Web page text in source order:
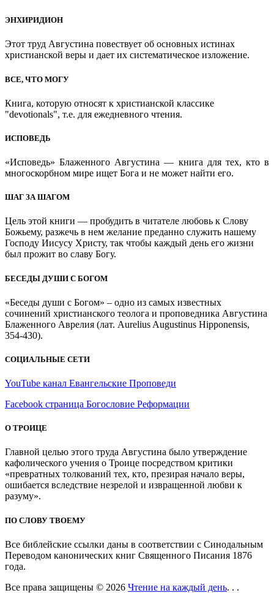
ЭНХИРИДИОН
Этот труд Августина повествует об основных истинах
христианской веры и дает их систематическое изложение.
ВСЕ, ЧТО МОГУ
Книга, которую относят к христианской классике
"devotionals", т.е. для ежедневного чтения.
ИСПОВЕДЬ
«Исповедь» Блаженного Августина — книга для тех, кто в
многоскорбном мире ищет Бога и не может найти его.
ШАГ ЗА ШАГОМ
Цель этой книги — пробудить в читателе любовь к Слову
Божьему, разжечь в нем желание преданно служить нашему
Господу Иисусу Христу, так чтобы каждый день его жизни
был прожит во славу Богу.
БЕСЕДЫ ДУШИ С БОГОМ
«Беседы души с Богом» – одно из самых известных
сочинений христианского теолога и проповедника Августина
Блаженного Аврелия (лат. Aurelius Augustinus Hipponensis,
354-430).
СОЦИАЛЬНЫЕ СЕТИ
YouTube канал Евангельские Проповеди
Facebook страница Богословие Реформации
О ТРОИЦЕ
Главной целью этого труда Августина было утверждение
кафолического учения о Троице посредством критики
«превратных толкований тех, кто, презирая начало веры,
ошибается вследствие незрелой и извращенной любви к
разуму».
ПО СЛОВУ ТВОЕМУ
Все библейские ссылки даны в соответствии с Синодальным
Переводом канонических книг Священного Писания 1876
года.
Все права защищены © 2026 Чтение на каждый день. . .